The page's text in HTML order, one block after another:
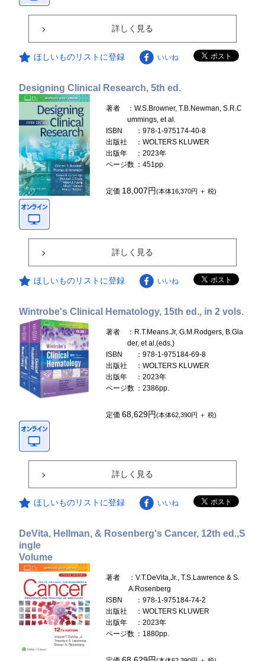
詳しく見る
ほしいものリストに登録 いいね
Designing Clinical Research, 5th ed.
著者
：W.S.Browner, T.B.Newman, S.R.C
ummings, et al.
ISBN
：978-1-975174-40-8
出版社
：WOLTERS KLUWER
出版年
：2023年
ページ数 ：451pp.
定価 18,007円(本体16,370円 ＋ 税)
詳しく見る
ほしいものリストに登録 いいね
Wintrobe's Clinical Hematology, 15th ed., in 2 vols.
著者
：R.T.Means.Jr, G.M.Rodgers, B.Gla
der, et al.(eds.)
ISBN
：978-1-975184-69-8
出版社
：WOLTERS KLUWER
出版年
：2023年
ページ数 ：2386pp.
定価68,629円(本体62,390円 ＋ 税)
詳しく見る
ほしいものリストに登録 いいね
DeVita, Hellman, & Rosenberg's Cancer, 12th ed.,S
ingle
Volume
著者
：V.T.DeVita,Jr., T.S.Lawrence & S.
A.Rosenberg
ISBN
：978-1-975184-74-2
出版社
：WOLTERS KLUWER
出版年
：2023年
ページ数 ：1880pp.